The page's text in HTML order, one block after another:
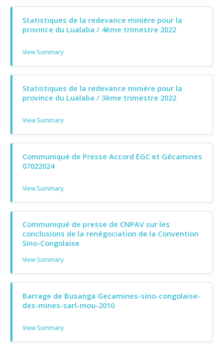
Statistiques de la redevance minière pour la
province du Lualaba / 4ème trimestre 2022
View Summary
Statistiques de la redevance minière pour la
province du Lualaba / 3ème trimestre 2022
View Summary
Communiqué de Presse Accord EGC et Gécamines
07022024
View Summary
Communiqué de presse de CNPAV sur les
conclusions de la renégociation de la Convention
Sino-Congolaise
View Summary
Barrage de Busanga Gecamines-sino-congolaise-
des-mines-sarl-mou-2010
View Summary